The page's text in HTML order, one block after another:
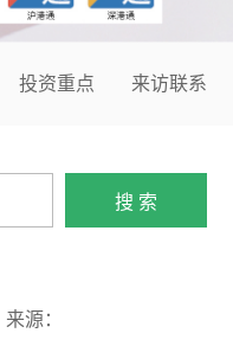
投资重点 来访联系
来源：